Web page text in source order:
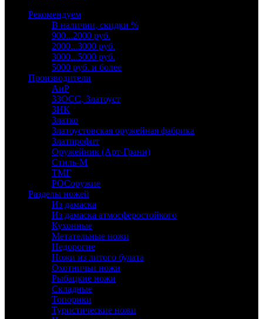
Рекомендуем
В наличии, скидки %
900...2000 руб.
2000...3000 руб.
3000...5000 руб.
5000 руб. и более
Производители
АиР
ЗЗОСС, Златоуст
ЗИК
Златко
Златоустовская оружейная фабрика
Златпрофит
Оружейник (Арт-Грани)
Стиль-М
ТМГ
РОСоружие
Разделы ножей
Из дамаска
Из дамаска атмосферостойкого
Кухонные
Метательные ножи
Недорогие
Ножи из литого булата
Охотничьи ножи
Рыбацкие ножи
Складные
Топорики
Туристические ножи